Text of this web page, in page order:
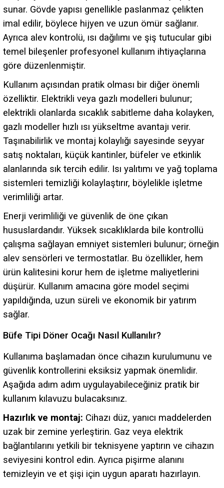
sunar. Gövde yapısı genellikle paslanmaz çelikten
imal edilir, böylece hijyen ve uzun ömür sağlanır.
Ayrıca alev kontrolü, ısı dağılımı ve şiş tutucular gibi
temel bileşenler profesyonel kullanım ihtiyaçlarına
göre düzenlenmiştir.
Kullanım açısından pratik olması bir diğer önemli
özelliktir. Elektrikli veya gazlı modelleri bulunur;
elektrikli olanlarda sıcaklık sabitleme daha kolayken,
gazlı modeller hızlı ısı yükseltme avantajı verir.
Taşınabilirlik ve montaj kolaylığı sayesinde seyyar
satış noktaları, küçük kantinler, büfeler ve etkinlik
alanlarında sık tercih edilir. Isı yalıtımı ve yağ toplama
sistemleri temizliği kolaylaştırır, böylelikle işletme
verimliliği artar.
Enerji verimliliği ve güvenlik de öne çıkan
hususlardandır. Yüksek sıcaklıklarda bile kontrollü
çalışma sağlayan emniyet sistemleri bulunur; örneğin
alev sensörleri ve termostatlar. Bu özellikler, hem
ürün kalitesini korur hem de işletme maliyetlerini
düşürür. Kullanım amacına göre model seçimi
yapıldığında, uzun süreli ve ekonomik bir yatırım
sağlar.
Büfe Tipi Döner Ocağı Nasıl Kullanılır?
Kullanıma başlamadan önce cihazın kurulumunu ve
güvenlik kontrollerini eksiksiz yapmak önemlidir.
Aşağıda adım adım uygulayabileceğiniz pratik bir
kullanım kılavuzu bulacaksınız.
Hazırlık ve montaj: Cihazı düz, yanıcı maddelerden
uzak bir zemine yerleştirin. Gaz veya elektrik
bağlantılarını yetkili bir teknisyene yaptırın ve cihazın
seviyesini kontrol edin. Ayrıca pişirme alanını
temizleyin ve et şişi için uygun aparatı hazırlayın.